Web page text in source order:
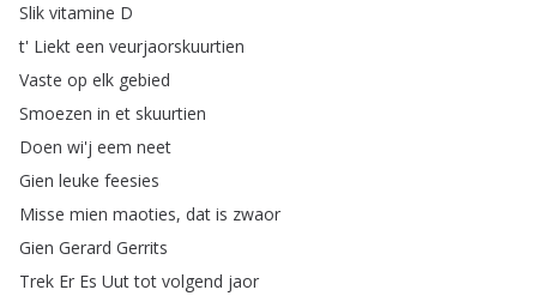
Slik vitamine D
t' Liekt een veurjaorskuurtien
Vaste op elk gebied
Smoezen in et skuurtien
Doen wi'j eem neet
Gien leuke feesies
Misse mien maoties, dat is zwaor
Gien Gerard Gerrits
Trek Er Es Uut tot volgend jaor